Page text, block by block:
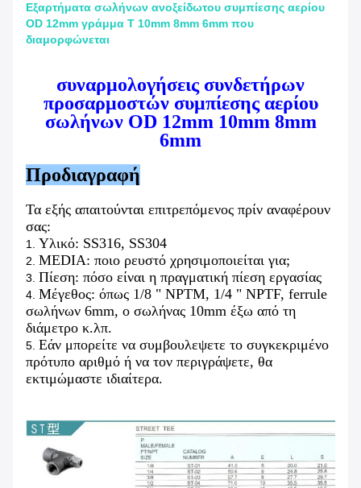
Εξαρτήματα σωλήνων ανοξείδωτου συμπίεσης αερίου
OD 12mm γράμμα Τ 10mm 8mm 6mm που
διαμορφώνεται
συναρμολογήσεις συνδετήρων
προσαρμοστών συμπίεσης αερίου
σωλήνων OD 12mm 10mm 8mm
6mm
Προδιαγραφή
Τα εξής απαιτούνται επιτρεπόμενος πρίν αναφέρουν
σας:
1. Υλικό: SS316, SS304
2. MEDIA: ποιο ρευστό χρησιμοποιείται για;
3. Πίεση: πόσο είναι η πραγματική πίεση εργασίας
4. Μέγεθος: όπως 1/8 " NPTM, 1/4 " NPTF, ferrule
σωλήνων 6mm, ο σωλήνας 10mm έξω από τη
διάμετρο κ.λπ.
5. Εάν μπορείτε να συμβουλεψετε το συγκεκριμένο
πρότυπο αριθμό ή να τον περιγράψετε, θα
εκτιμώμαστε ιδιαίτερα.